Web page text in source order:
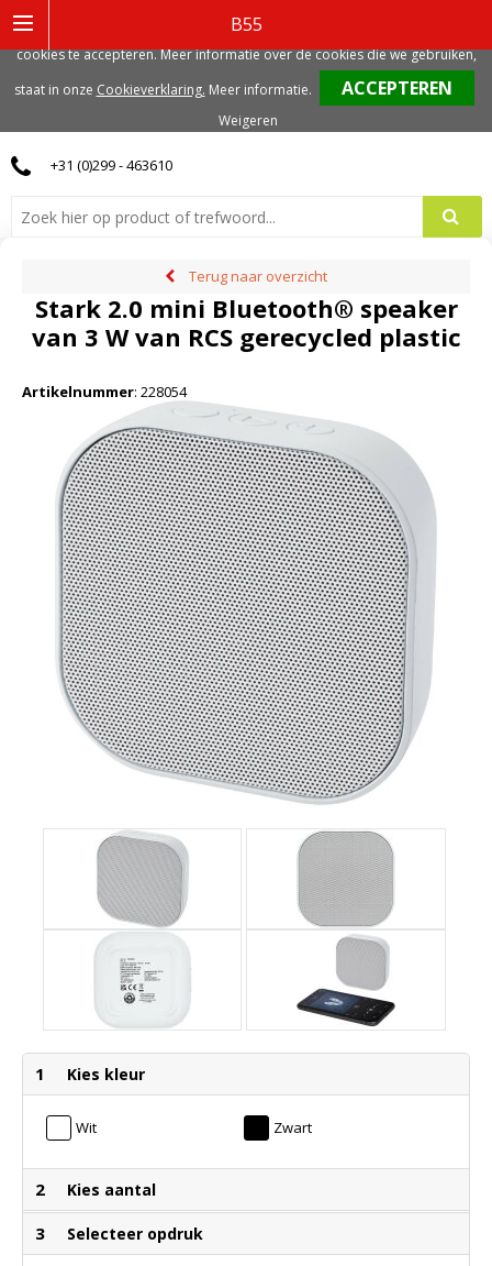
B55
0
+31 (0)299 - 463610
Terug naar overzicht
Stark 2.0 mini Bluetooth® speaker
van 3 W van RCS gerecycled plastic
Artikelnummer: 228054
1 Kies kleur
Wit Zwart
2 Kies aantal
3 Selecteer opdruk
gerelateerde cookies. Voor de beste gebruikerservaring, adviseren we deze
cookies te accepteren. Meer informatie over de cookies die we gebruiken,
staat in onze Cookieverklaring. Meer informatie.
Weigeren